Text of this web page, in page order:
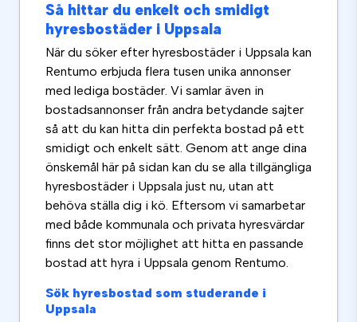
Så hittar du enkelt och smidigt
hyresbostäder i Uppsala
När du söker efter hyresbostäder i Uppsala kan
Rentumo erbjuda flera tusen unika annonser
med lediga bostäder. Vi samlar även in
bostadsannonser från andra betydande sajter
så att du kan hitta din perfekta bostad på ett
smidigt och enkelt sätt. Genom att ange dina
önskemål här på sidan kan du se alla tillgängliga
hyresbostäder i Uppsala just nu, utan att
behöva ställa dig i kö. Eftersom vi samarbetar
med både kommunala och privata hyresvärdar
finns det stor möjlighet att hitta en passande
bostad att hyra i Uppsala genom Rentumo.
Sök hyresbostad som studerande i
Uppsala